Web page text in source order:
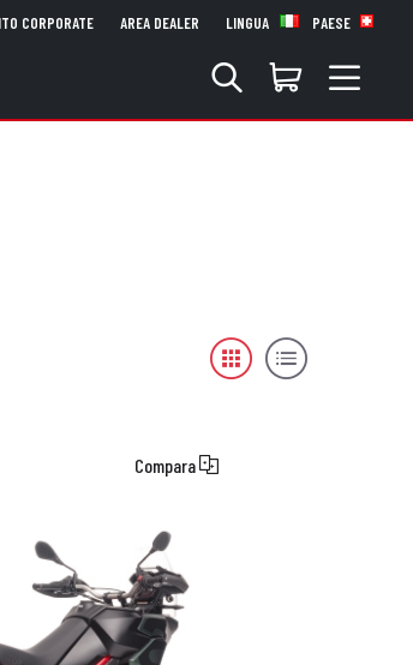
CORPORATE AREA DEALER LINGUA PAESE
Compara